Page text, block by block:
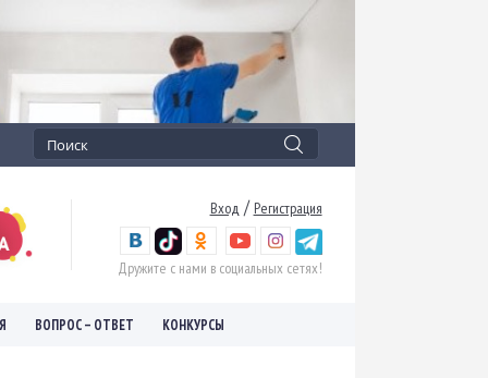
Вход / Регистрация
Дружите с нами в социальных сетях!
ВОПРОС – ОТВЕТ КОНКУРСЫ